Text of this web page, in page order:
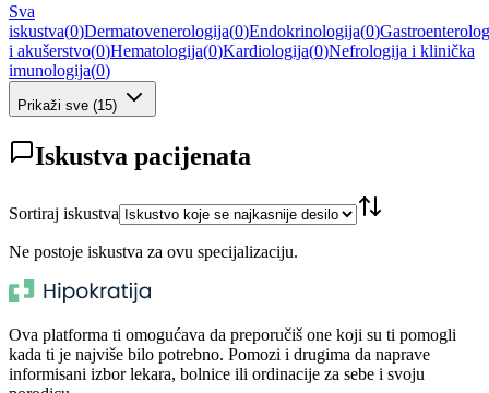
Sva
iskustva(0)Dermatovenerologija(0)Endokrinologija(0)
i akušerstvo(0)Hematologija(0)Kardiologija(0)Nefrologija i klinička
imunologija(0)
Prikaži sve (15)
Iskustva pacijenata
Sortiraj iskustva
Ne postoje iskustva za ovu specijalizaciju.
Ova platforma ti omogućava da preporučiš one koji su ti pomogli
kada ti je najviše bilo potrebno. Pomozi i drugima da naprave
informisani izbor lekara, bolnice ili ordinacije za sebe i svoju